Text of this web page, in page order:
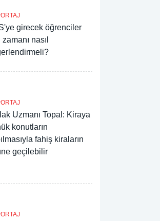
girecek öğrenciler
nasıl
Uzmanı Topal: Kiraya
konutların
fahiş kiraların
geçilebilir